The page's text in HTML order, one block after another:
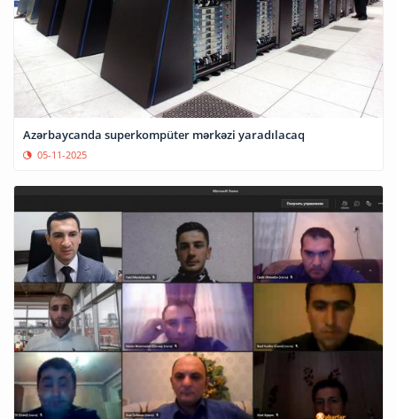
Azərbaycanda superkompüter mərkəzi yaradılacaq
05-11-2025